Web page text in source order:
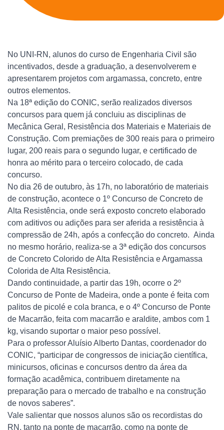
No UNI-RN, alunos do curso de Engenharia Civil são
incentivados, desde a graduação, a desenvolverem e
apresentarem projetos com argamassa, concreto, entre
outros elementos.
Na 18ª edição do CONIC, serão realizados diversos
concursos para quem já concluiu as disciplinas de
Mecânica Geral, Resistência dos Materiais e Materiais de
Construção. Com premiações de 300 reais para o primeiro
lugar, 200 reais para o segundo lugar, e certificado de
honra ao mérito para o terceiro colocado, de cada
concurso.
No dia 26 de outubro, às 17h, no laboratório de materiais
de construção, acontece o 1º Concurso de Concreto de
Alta Resistência, onde será exposto concreto elaborado
com aditivos ou adições para ser aferida a resistência à
compressão de 24h, após a confecção do concreto. Ainda
no mesmo horário, realiza-se a 3ª edição dos concursos
de Concreto Colorido de Alta Resistência e Argamassa
Colorida de Alta Resistência.
Dando continuidade, a partir das 19h, ocorre o 2º
Concurso de Ponte de Madeira, onde a ponte é feita com
palitos de picolé e cola branca, e o 4º Concurso de Ponte
de Macarrão, feita com macarrão e araldite, ambos com 1
kg, visando suportar o maior peso possível.
Para o professor Aluísio Alberto Dantas, coordenador do
CONIC, “participar de congressos de iniciação científica,
minicursos, oficinas e concursos dentro da área da
formação acadêmica, contribuem diretamente na
preparação para o mercado de trabalho e na construção
de novos saberes”.
Vale salientar que nossos alunos são os recordistas do
RN, tanto na ponte de macarrão, como na ponte de